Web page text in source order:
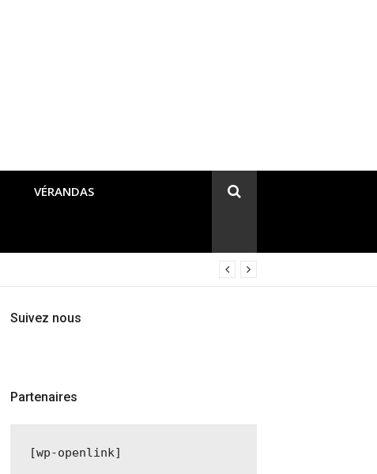
VÉRANDAS
Suivez nous
Partenaires
[wp-openlink]